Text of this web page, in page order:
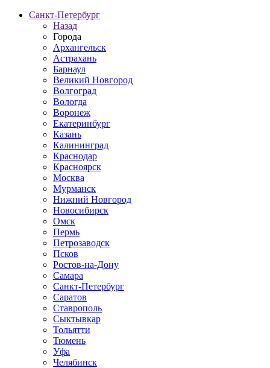
Санкт-Петербург
Назад
Города
Архангельск
Астрахань
Барнаул
Великий Новгород
Волгоград
Вологда
Воронеж
Екатеринбург
Казань
Калининград
Краснодар
Красноярск
Москва
Мурманск
Нижний Новгород
Новосибирск
Омск
Пермь
Петрозаводск
Псков
Ростов-на-Дону
Самара
Санкт-Петербург
Саратов
Ставрополь
Сыктывкар
Тольятти
Тюмень
Уфа
Челябинск